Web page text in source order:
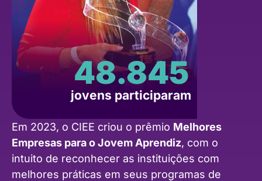
jovens participaram
48.845
Em 2023, o CIEE criou o prêmio Melhores
Empresas para o Jovem Aprendiz, com o
intuito de reconhecer as instituições com
melhores práticas em seus programas de